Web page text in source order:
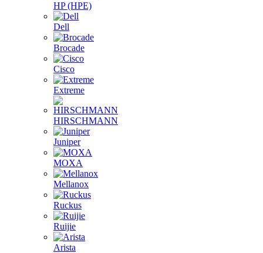
HP (HPE)
Dell
Brocade
Cisco
Extreme
HIRSCHMANN
Juniper
MOXA
Mellanox
Ruckus
Ruijie
Arista